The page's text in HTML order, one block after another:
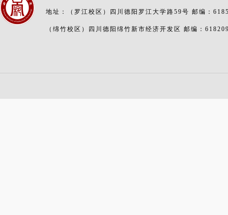
地址：（罗江校区）四川德阳罗江大学路59号 邮编：
（绵竹校区）四川德阳绵竹新市经济开发区 邮编：